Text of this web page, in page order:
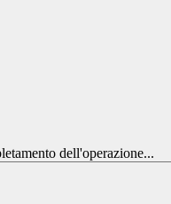
dell'operazione...